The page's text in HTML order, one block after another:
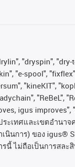
"dryspin",
"e-spool",
"kineKIT",
"ReBeL",
igus improves",
ะเทศและเขตอํานาจ
นินการ) ของ igus®
รนี้ไม่ถือเป็นการสล